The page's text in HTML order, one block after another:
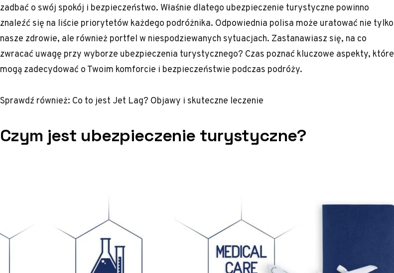
zadbać o swój spokój i bezpieczeństwo. Właśnie dlatego ubezpieczenie turystyczne powinno
znaleźć się na liście priorytetów każdego podróżnika. Odpowiednia polisa może uratować nie tylko
nasze zdrowie, ale również portfel w niespodziewanych sytuacjach. Zastanawiasz się, na co
zwracać uwagę przy wyborze ubezpieczenia turystycznego? Czas poznać kluczowe aspekty, które
mogą zadecydować o Twoim komforcie i bezpieczeństwie podczas podróży.
Sprawdź również: Co to jest Jet Lag? Objawy i skuteczne leczenie
Czym jest ubezpieczenie turystyczne?